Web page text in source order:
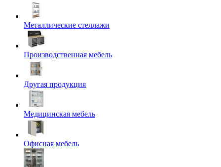
Металлические стеллажи
Производственная мебель
Другая продукция
Медицинская мебель
Офисная мебель